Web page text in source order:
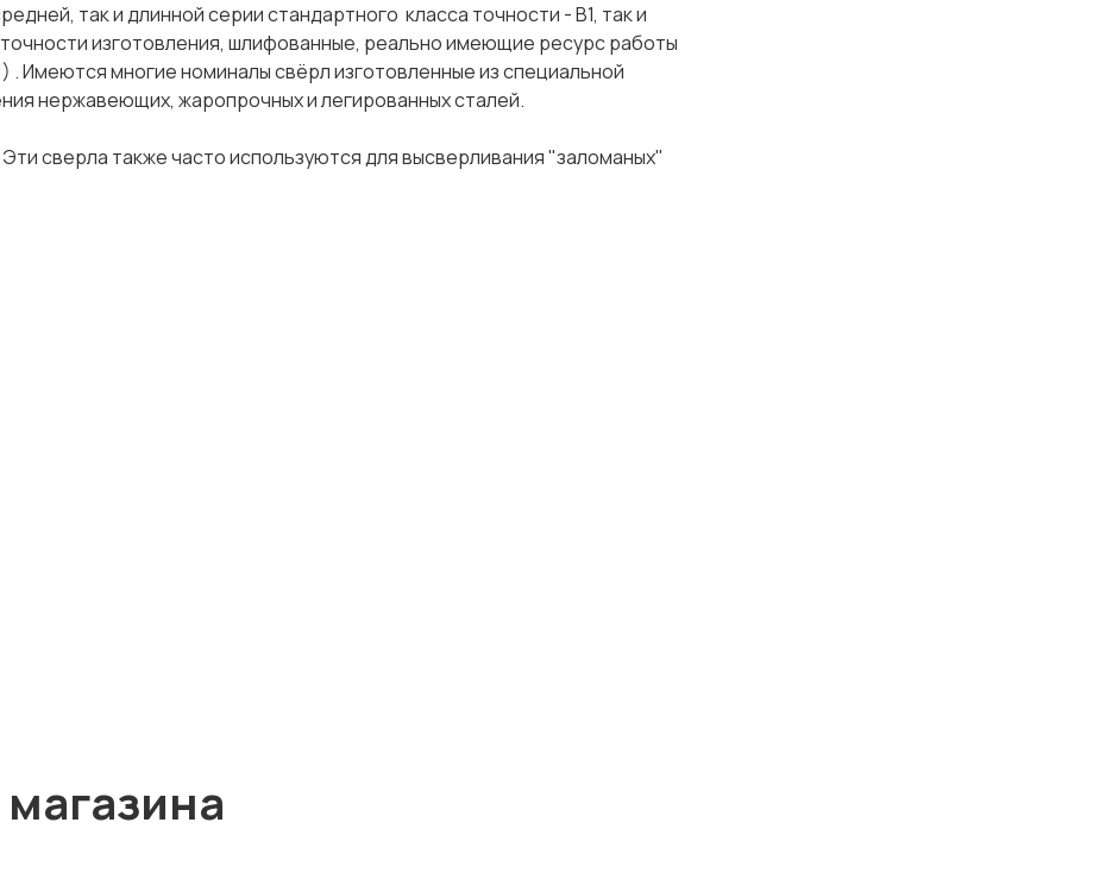
так и длинной серии стандартного класса точности - В1, так и
изготовления, шлифованные, реально имеющие ресурс работы
. Имеются многие номиналы свёрл изготовленные из специальной
нержавеющих, жаропрочных и легированных сталей.
сверла также часто используются для высверливания "заломаных"